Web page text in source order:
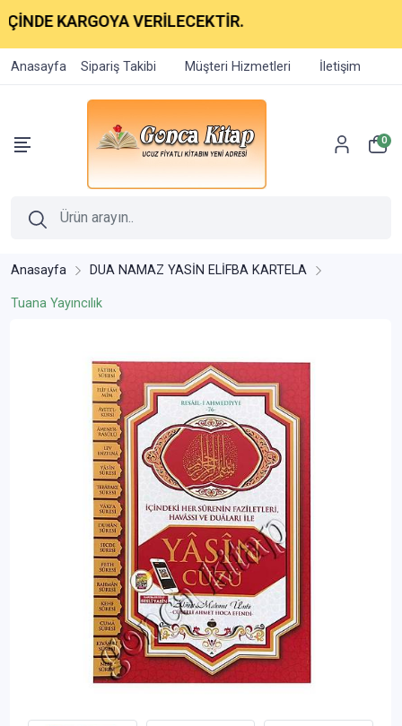
KARGOYA VERİLECEKTİR.
Anasayfa Sipariş Takibi Müşteri Hizmetleri İletişim
0
Anasayfa DUA NAMAZ YASİN ELİFBA KARTELA
Tuana Yayıncılık